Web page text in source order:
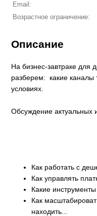
Email:
Возрастное ограничение:
Описание
На бизнес-завтраке для
разберем: какие
условиях.
Обсуждение актуальных
Как работать с
Как управлять
Какие инструменты
Как
находить...